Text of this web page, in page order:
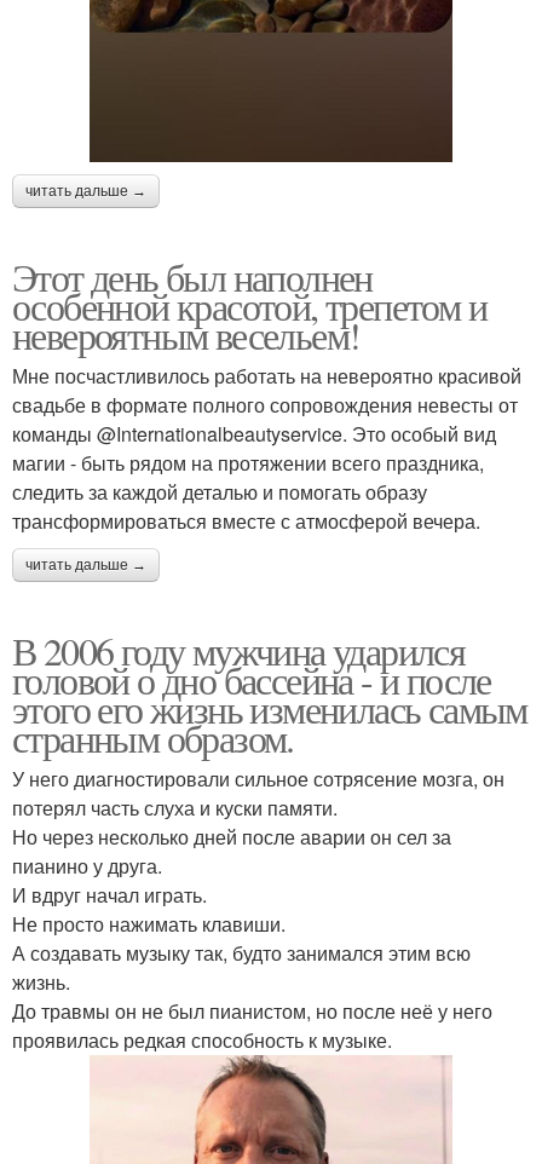
читать дальше →
Этот день был наполнен
особенной красотой, трепетом и
невероятным весельем!
Мне посчастливилось работать на невероятно красивой
свадьбе в формате полного сопровождения невесты от
команды @Internationalbeautyservice. Это особый вид
магии - быть рядом на протяжении всего праздника,
следить за каждой деталью и помогать образу
трансформироваться вместе с атмосферой вечера.
читать дальше →
В 2006 году мужчина ударился
головой о дно бассейна - и после
этого его жизнь изменилась самым
странным образом.
У него диагностировали сильное сотрясение мозга, он
потерял часть слуха и куски памяти.
Но через несколько дней после аварии он сел за
пианино у друга.
И вдруг начал играть.
Не просто нажимать клавиши.
А создавать музыку так, будто занимался этим всю
жизнь.
До травмы он не был пианистом, но после неё у него
проявилась редкая способность к музыке.